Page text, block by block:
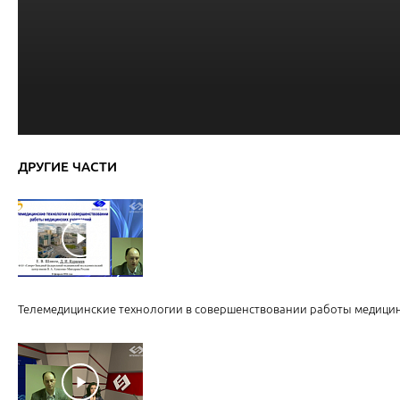
ДРУГИЕ ЧАСТИ
Телемедицинские технологии в совершенствовании работы